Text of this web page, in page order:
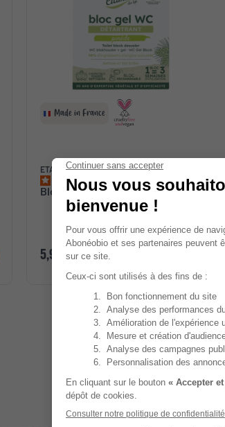
Made in France
ETAMINE DU LYS
5 5-1AVIS
Bloc gel WC rechargeable 50ml
5,92 €
Psst ! Nos